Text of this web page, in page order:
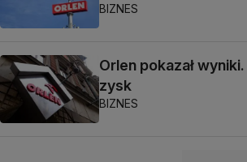
BIZNES
Orlen pokazał
zysk
BIZNES